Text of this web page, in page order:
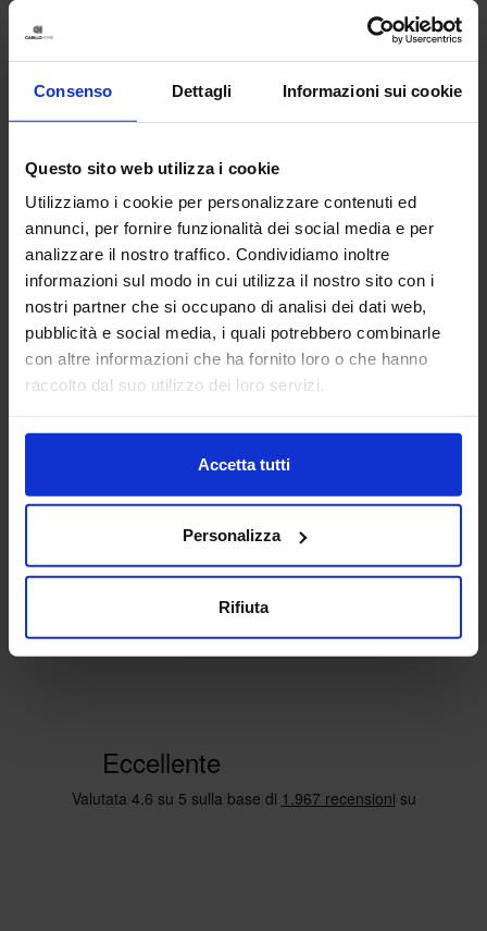
Consenso Dettagli Informazioni sui cookie
Questo sito web utilizza i cookie
Utilizziamo i cookie per personalizzare contenuti ed
annunci, per fornire funzionalità dei social media e per
analizzare il nostro traffico. Condividiamo inoltre
informazioni sul modo in cui utilizza il nostro sito con i
nostri partner che si occupano di analisi dei dati web,
pubblicità e social media, i quali potrebbero combinarle
con altre informazioni che ha fornito loro o che hanno
raccolto dal suo utilizzo dei loro servizi.
Accetta tutti
Personalizza
Rifiuta
Linea oro
Tenda Confezionata In Ciniglia Bliss
Colori disponibili